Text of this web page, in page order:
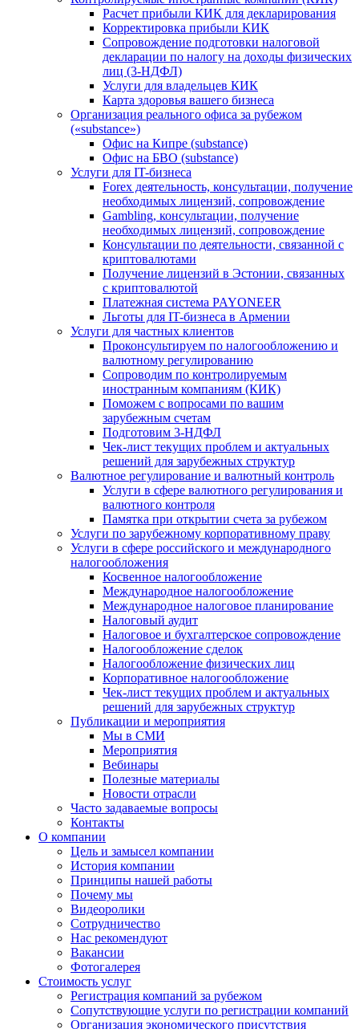
Расчет прибыли КИК для декларирования
Корректировка прибыли КИК
Сопровождение подготовки налоговой
декларации по налогу на доходы физических
лиц (3-НДФЛ)
Услуги для владельцев КИК
Карта здоровья вашего бизнеса
Организация реального офиса за рубежом
(«substance»)
Офис на Кипре (substance)
Офис на БВО (substance)
Услуги для IT-бизнеса
Forex деятельность, консультации, получение
необходимых лицензий, сопровождение
Gambling, консультации, получение
необходимых лицензий, сопровождение
Консультации по деятельности, связанной с
криптовалютами
Получение лицензий в Эстонии, связанных
с криптовалютой
Платежная система PAYONEER
Льготы для IT-бизнеса в Армении
Услуги для частных клиентов
Проконсультируем по налогообложению и
валютному регулированию
Сопроводим по контролируемым
иностранным компаниям (КИК)
Поможем с вопросами по вашим
зарубежным счетам
Подготовим 3-НДФЛ
Чек-лист текущих проблем и актуальных
решений для зарубежных структур
Валютное регулирование и валютный контроль
Услуги в сфере валютного регулирования и
валютного контроля
Памятка при открытии счета за рубежом
Услуги по зарубежному корпоративному праву
Услуги в сфере российского и международного
налогообложения
Косвенное налогообложение
Международное налогообложение
Международное налоговое планирование
Налоговый аудит
Налоговое и бухгалтерское сопровождение
Налогообложение сделок
Налогообложение физических лиц
Корпоративное налогообложение
Чек-лист текущих проблем и актуальных
решений для зарубежных структур
Публикации и мероприятия
Мы в СМИ
Мероприятия
Вебинары
Полезные материалы
Новости отрасли
Часто задаваемые вопросы
Контакты
О компании
Цель и замысел компании
История компании
Принципы нашей работы
Почему мы
Видеоролики
Сотрудничество
Нас рекомендуют
Вакансии
Фотогалерея
Стоимость услуг
Регистрация компаний за рубежом
Сопутствующие услуги по регистрации компаний
Организация экономического присутствия